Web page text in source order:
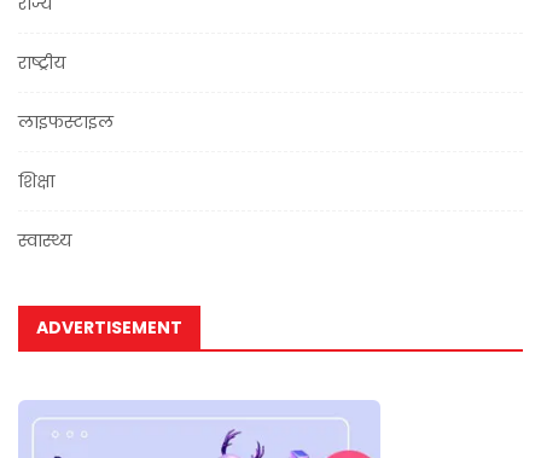
राष्ट्रीय
लाइफस्टाइल
शिक्षा
स्वास्थ्य
ADVERTISEMENT